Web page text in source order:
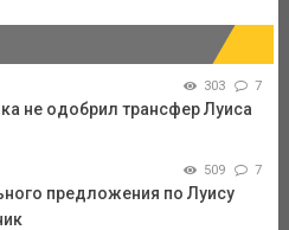
303 7
не одобрил трансфер Луиса
509 7
предложения по Луису